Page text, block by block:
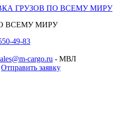
ВСЕМУ МИРУ
49-83
cargo.ru - МВЛ
Отправить заявку